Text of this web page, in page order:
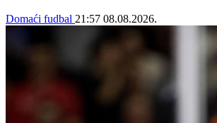
Domaći fudbal 21:57 08.08.2026.